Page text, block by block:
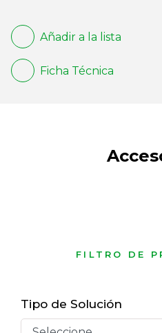
Añadir a la lista
Ficha Técnica
FILTRO DE
Tipo de Solución